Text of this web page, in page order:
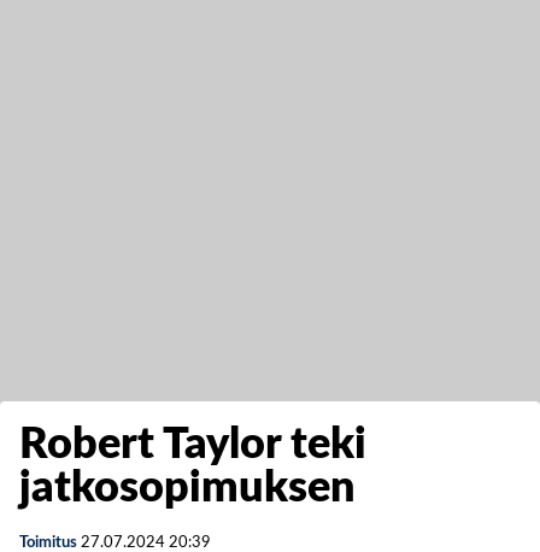
Robert Taylor teki
jatkosopimuksen
Toimitus 27.07.2024 20:39